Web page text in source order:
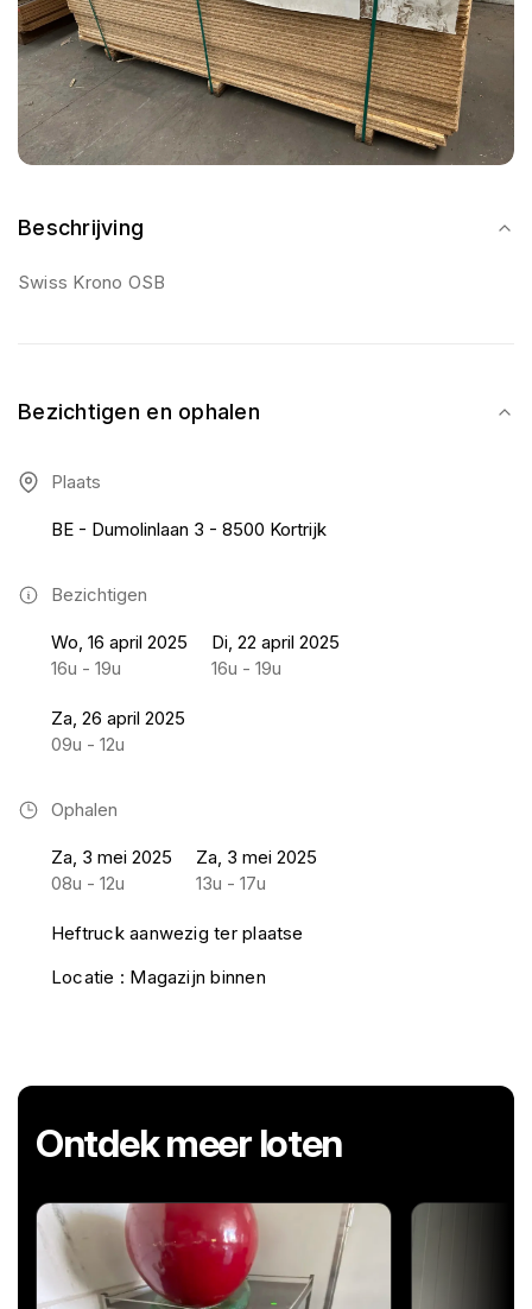
Beschrijving
Swiss Krono OSB
Bezichtigen en ophalen
Plaats
BE - Dumolinlaan 3 - 8500 Kortrijk
Bezichtigen
Wo, 16 april 2025
16u - 19u
Di, 22 april 2025
16u - 19u
Za, 26 april 2025
09u - 12u
Ophalen
Za, 3 mei 2025
08u - 12u
Za, 3 mei 2025
13u - 17u
Heftruck aanwezig ter plaatse
Locatie : Magazijn binnen
Ontdek meer loten